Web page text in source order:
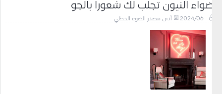
أضواء النيون تجلب لك شعورا بالجو
2024/06 أدى مصدر الضوء الخطي